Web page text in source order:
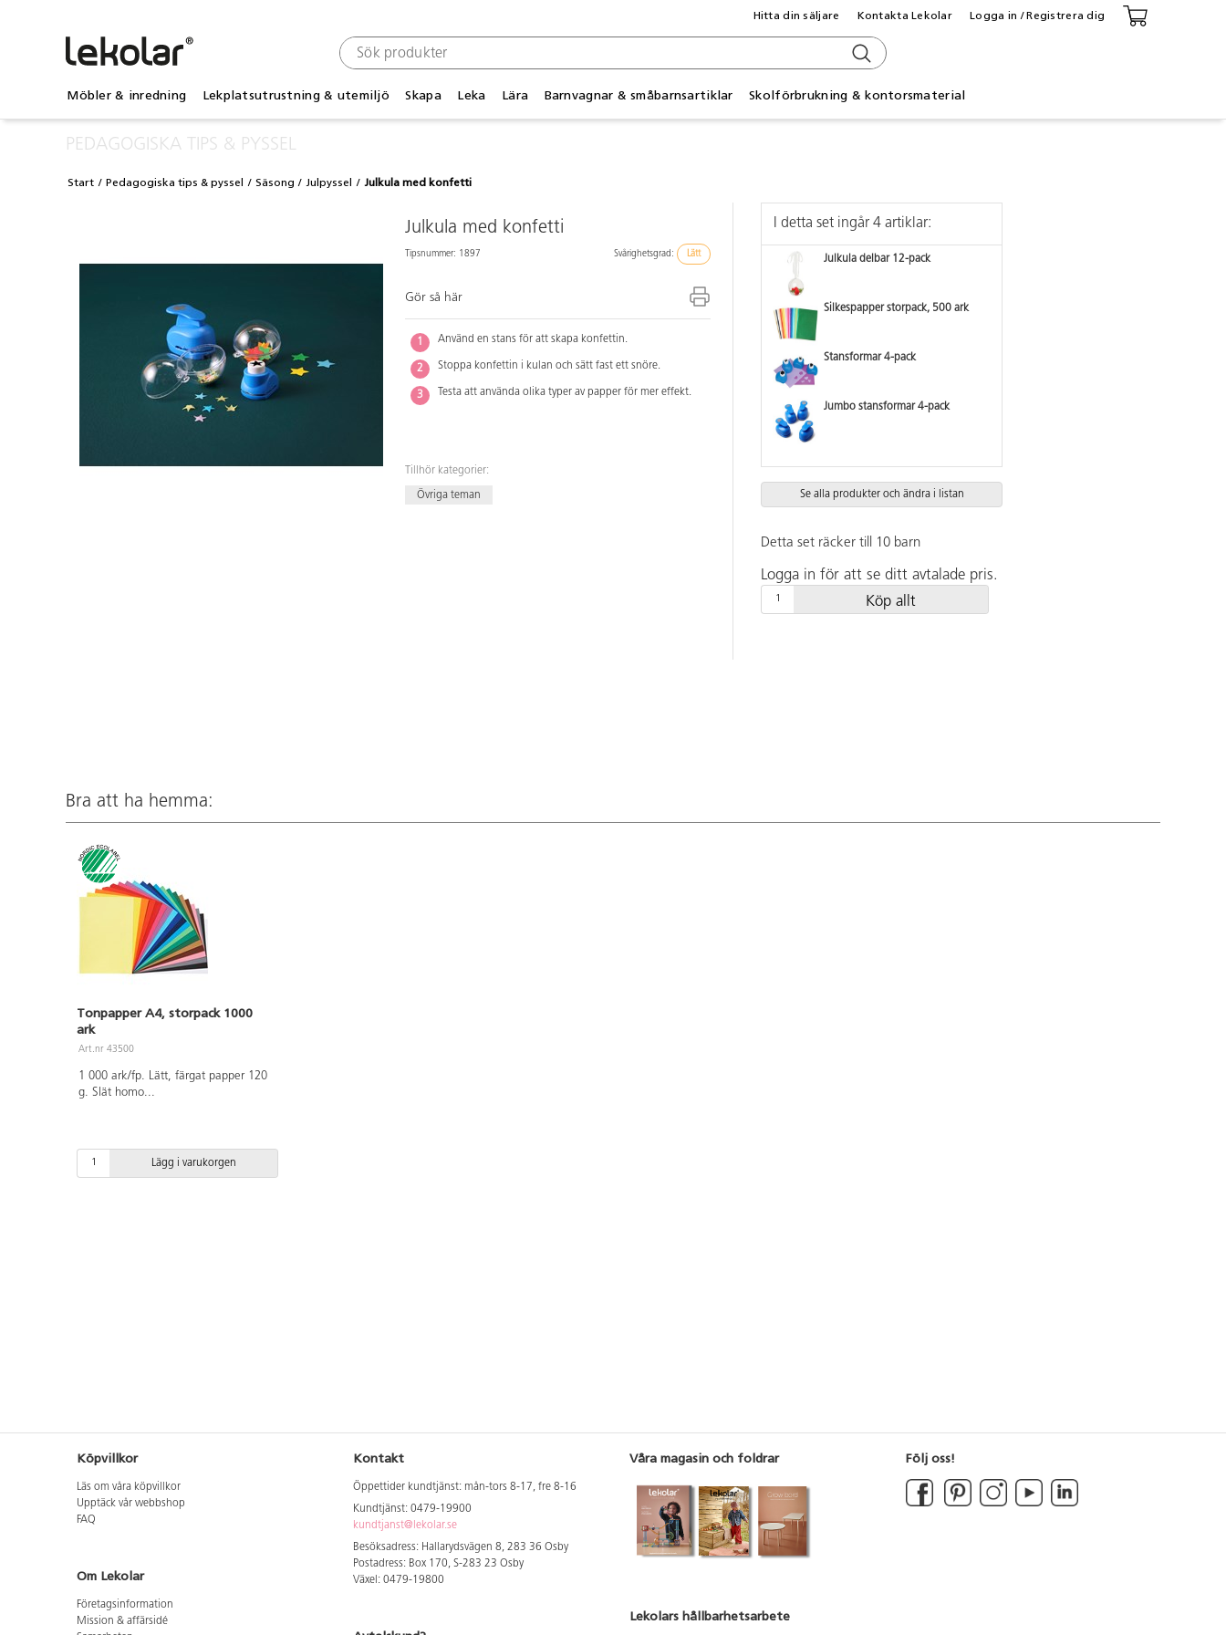
Möbler & inredning Lekplatsutrustning & utemiljö Skapa Leka Lära Barnvagnar & småbarnsartiklar Skolförbrukning & kontorsmaterial
Hitta din säljare Kontakta Lekolar Logga in / Registrera dig
PEDAGOGISKA TIPS & PYSSEL
Start Pedagogiska tips & pyssel Säsong Julpyssel Julkula med konfetti
Julkula med konfetti
Tipsnummer: 1897 Svårighetsgrad: Lätt
Gör så här
Använd en stans för att skapa konfettin.
Stoppa konfettin i kulan och sätt fast ett snöre.
Testa att använda olika typer av papper för mer effekt.
Tillhör kategorier:
Övriga teman
I detta set ingår 4 artiklar:
Julkula delbar 12-pack
Silkespapper storpack, 500 ark
Stansformar 4-pack
Jumbo stansformar 4-pack
Se alla produkter och ändra i listan
Detta set räcker till 10 barn
Logga in för att se ditt avtalade pris.
Köp allt
Bra att ha hemma:
Tonpapper A4, storpack 1000
ark
Art.nr 43500
1 000 ark/fp. Lätt, färgat papper 120
g. Slät homo...
Lägg i varukorgen
Köpvillkor
Läs om våra köpvillkor
Upptäck vår webbshop
FAQ
Om Lekolar
Företagsinformation
Mission & affärsidé
Kontakt
Öppettider kundtjänst: mån-tors 8-17, fre 8-16
Kundtjänst: 0479-19900
kundtjanst@lekolar.se
Besöksadress: Hallarydsvägen 8, 283 36 Osby
Postadress: Box 170, S-283 23 Osby
Växel: 0479-19800
Våra magasin och foldrar
Lekolars hållbarhetsarbete
Följ oss!